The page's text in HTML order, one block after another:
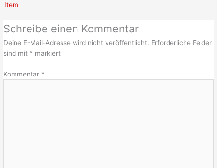
Item
Schreibe einen Kommentar
Deine E-Mail-Adresse wird nicht veröffentlicht. Erforderliche Felder
sind mit * markiert
Kommentar *